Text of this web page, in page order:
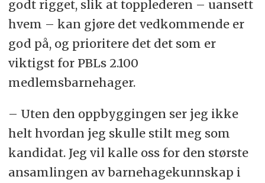
godt rigget, slik at topplederen – uansett
hvem – kan gjøre det vedkommende er
god på, og prioritere det det som er
viktigst for PBLs 2.100
medlemsbarnehager.
– Uten den oppbyggingen ser jeg ikke
helt hvordan jeg skulle stilt meg som
kandidat. Jeg vil kalle oss for den største
ansamlingen av barnehagekunnskap i